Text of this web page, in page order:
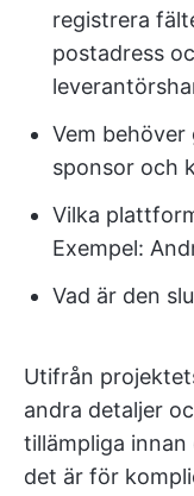
registrera
postadress
Vem behöver
sponsor och
Vilka
Exempel:
Vad är den
Utifrån
andra detaljer
tillämpliga innan
det är för